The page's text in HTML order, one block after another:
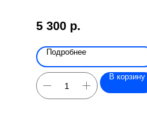
5 300 р.
Подробнее
В корзину